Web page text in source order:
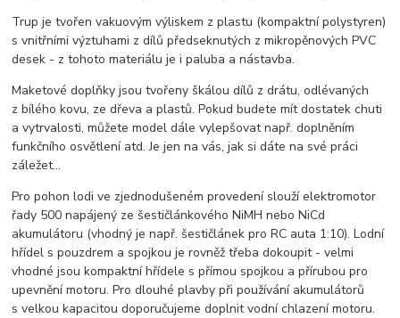
Trup je tvořen vakuovým výliskem z plastu (kompaktní polystyren)
s vnitřními výztuhami z dílů předseknutých z mikropěnových PVC
desek - z tohoto materiálu je i paluba a nástavba.
Maketové doplňky jsou tvořeny škálou dílů z drátu, odlévaných
z bílého kovu, ze dřeva a plastů. Pokud budete mít dostatek chuti
a vytrvalosti, můžete model dále vylepšovat např. doplněním
funkčního osvětlení atd. Je jen na vás, jak si dáte na své práci
záležet...
Pro pohon lodi ve zjednodušeném provedení slouží elektromotor
řady 500 napájený ze šestičlánkového NiMH nebo NiCd
akumulátoru (vhodný je např. šestičlánek pro RC auta 1:10). Lodní
hřídel s pouzdrem a spojkou je rovněž třeba dokoupit - velmi
vhodné jsou kompaktní hřídele s přímou spojkou a přírubou pro
upevnění motoru. Pro dlouhé plavby při používání akumulátorů
s velkou kapacitou doporučujeme doplnit vodní chlazení motoru.